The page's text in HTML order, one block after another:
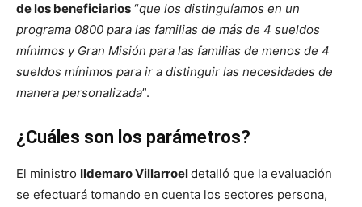
de los beneficiarios “que los distinguíamos en un
programa 0800 para las familias de más de 4 sueldos
mínimos y Gran Misión para las familias de menos de 4
sueldos mínimos para ir a distinguir las necesidades de
manera personalizada”.
¿Cuáles son los parámetros?
El ministro Ildemaro Villarroeldetalló que la evaluación
se efectuará tomando en cuenta los sectores persona,